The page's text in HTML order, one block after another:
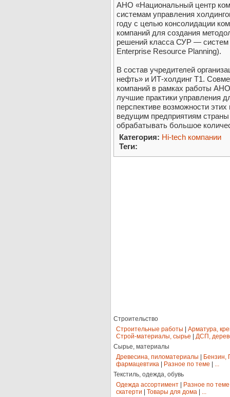
АНО «Национальный центр
системам управления
году с целью консолидации
компаний для создания
решений класса СУР — систем
Enterprise Resource Planning).
В состав учредителей
нефть» и ИТ-холдинг Т1.
компаний в рамках работы
лучшие практики управления
перспективе возможности
ведущим предприятиям
обрабатывать большое
Категория: Hi-tech компании
Теги:
Строительство
Строительные работы
Арматура,
Строй-материалы, сырье
ДСП,
Сырье, материалы
Древесина, пиломатериалы
Бензин,
фармацевтика
Разное по теме
...
Текстиль, одежда, обувь
Одежда ассортимент
Разное по теме
скатерти
Товары для дома ...